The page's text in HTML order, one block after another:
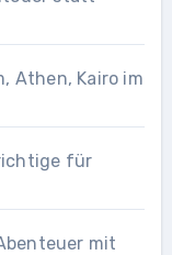
Athen, Kairo im
für
mit